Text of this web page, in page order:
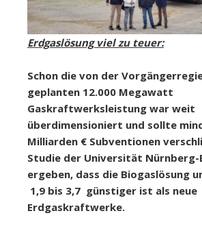
Erdgaslösung viel zu teuer:
Schon die von der
geplanten 12.000 Megawatt
Gaskraftwerksleistung war weit
überdimensioniert und sollte
Milliarden € Subventionen
Studie der Universität Nürnberg-
ergeben, dass die Biogaslösung
1,9 bis 3,7 günstiger ist als neue
Erdgaskraftwerke.